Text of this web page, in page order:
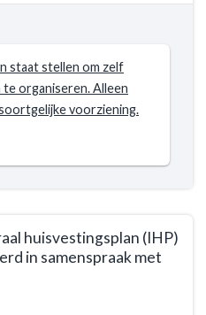
staat stellen om zelf
organiseren. Alleen
voorziening.
huisvestingsplan (IHP)
in samenspraak met